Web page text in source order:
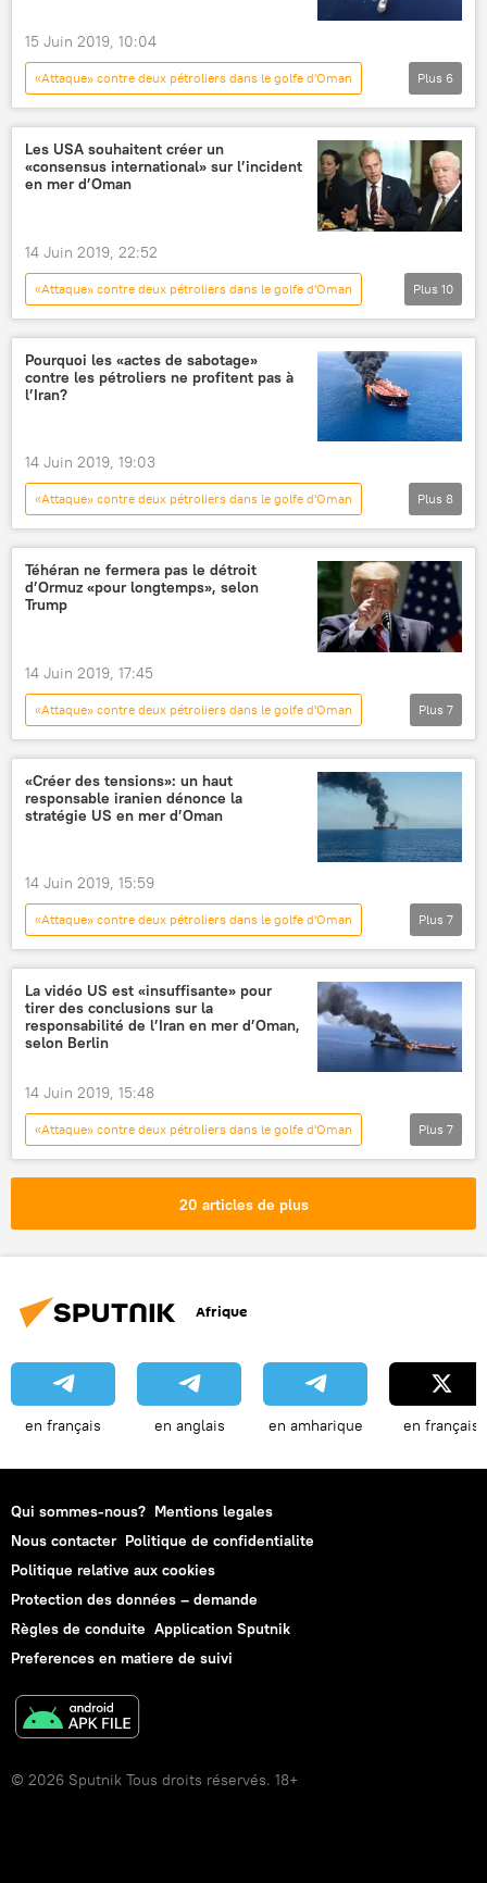
15 Juin 2019, 10:04
«Attaque» contre deux pétroliers dans le golfe d'Oman
International
Actualités
pétrolier
US Navy
mer d'Arabie
Plus 6
Les USA souhaitent créer un
«consensus international» sur l’incident
en mer d’Oman
14 Juin 2019, 22:52
«Attaque» contre deux pétroliers dans le golfe d'Oman
International
Actualités
Patrick Shanahan
États-Unis
Oman
incident
pétrolier
Plus 10
Pourquoi les «actes de sabotage»
contre les pétroliers ne profitent pas à
l’Iran?
14 Juin 2019, 19:03
«Attaque» contre deux pétroliers dans le golfe d'Oman
International
Actualités
Iran
mer d'Arabie
Détroit d'Ormuz
pétrolier
États-Unis négociations
Plus 8
Téhéran ne fermera pas le détroit
d’Ormuz «pour longtemps», selon
Trump
14 Juin 2019, 17:45
«Attaque» contre deux pétroliers dans le golfe d'Oman
International
Actualités
Donald Trump
Détroit d'Ormuz
Iran
États-Unis
Japon
Plus 7
«Créer des tensions»: un haut
responsable iranien dénonce la
stratégie US en mer d’Oman
14 Juin 2019, 15:59
«Attaque» contre deux pétroliers dans le golfe d'Oman
International
Actualités
Washington
États-Unis
Iran
mer d'Arabie
Proche-Orient
Plus 7
La vidéo US est «insuffisante» pour
tirer des conclusions sur la
responsabilité de l’Iran en mer d’Oman,
selon Berlin
14 Juin 2019, 15:48
«Attaque» contre deux pétroliers dans le golfe d'Oman
International
Actualités
Iran
pétrolier
Plus 7
20 articles de plus
Afrique
en français en anglais en amharique en français
Qui sommes-nous? Mentions legales
Nous contacter Politique de confidentialite
Politique relative aux cookies
Protection des données – demande
Règles de conduite Application Sputnik
Preferences en matiere de suivi
© 2026 Sputnik Tous droits réservés. 18+